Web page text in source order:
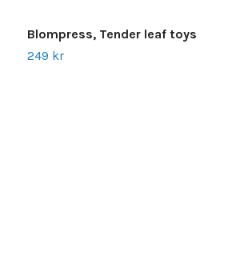
Blompress, Tender leaf toys
249 kr